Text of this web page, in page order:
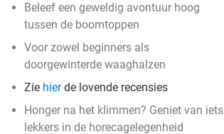
Beleef een geweldig avontuur hoog
tussen de boomtoppen
Voor zowel beginners als
doorgewinterde waaghalzen
Zie hierde lovende recensies
Honger na het klimmen? Geniet van iets
lekkers in de horecagelegenheid